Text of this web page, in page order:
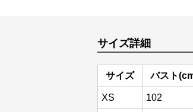
サイズ詳細
サイズ バスト
XS 102